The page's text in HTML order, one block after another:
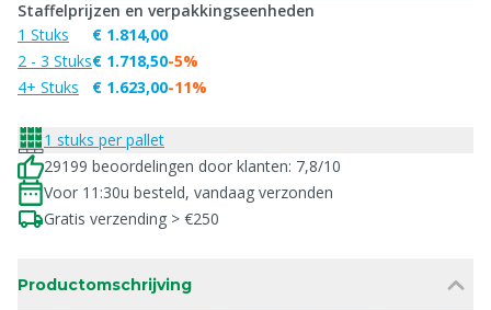
Staffelprijzen en verpakkingseenheden
1 Stuks
2 - 3 Stuks
4+ Stuks
€ 1.814,00
€ 1.718,50
€ 1.623,00
-5%
-11%
1 stuks per pallet
29199 beoordelingen door klanten: 7,8/10
Voor 11:30u besteld, vandaag verzonden
Gratis verzending > €250
Productomschrijving